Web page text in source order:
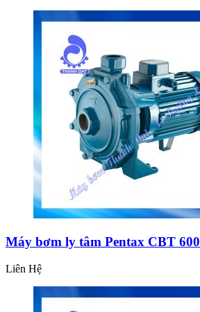
Máy bơm ly tâm Pentax CBT 600
Liên Hệ